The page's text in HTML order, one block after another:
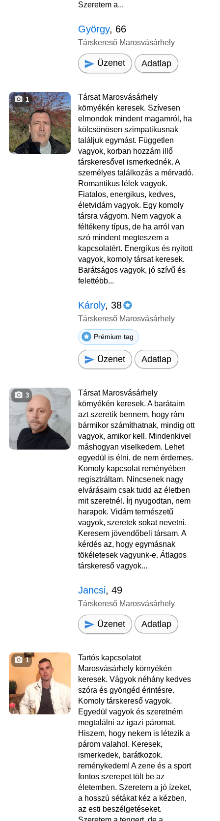
Szeretem a...
György, 66
Társkereső Marosvásárhely
Üzenet Adatlap
1
Társat Marosvásárhely
környékén keresek. Szívesen
elmondok mindent magamról, ha
kölcsönösen szimpatikusnak
találjuk egymást. Független
vagyok, korban hozzám illő
társkeresővel ismerkednék. A
személyes találkozás a mérvadó.
Romantikus lélek vagyok.
Fiatalos, energikus, kedves,
életvidám vagyok. Egy komoly
társra vágyom. Nem vagyok a
féltékeny típus, de ha arról van
szó mindent megteszem a
kapcsolatért. Energikus és nyitott
vagyok, komoly társat keresek.
Barátságos vagyok, jó szívű és
felettébb...
Károly, 38
Társkereső Marosvásárhely
Prémium tag
Üzenet Adatlap
3
Társat Marosvásárhely
környékén keresek. A barátaim
azt szeretik bennem, hogy rám
bármikor számíthatnak, mindig ott
vagyok, amikor kell. Mindenkivel
máshogyan viselkedem. Lehet
egyedül is élni, de nem érdemes.
Komoly kapcsolat reményében
regisztráltam. Nincsenek nagy
elvárásaim csak tudd az életben
mit szeretnél. Írj nyugodtan, nem
harapok. Vidám természetű
vagyok, szeretek sokat nevetni.
Keresem jövendőbeli társam. A
kérdés az, hogy egymásnak
tökéletesek vagyunk-e. Átlagos
társkereső vagyok...
Jancsi, 49
Társkereső Marosvásárhely
Üzenet Adatlap
1
Tartós kapcsolatot
Marosvásárhely környékén
keresek. Vágyok néhány kedves
szóra és gyöngéd érintésre.
Komoly társkereső vagyok.
Egyedül vagyok és szeretném
megtalálni az igazi páromat.
Hiszem, hogy nekem is létezik a
párom valahol. Keresek,
ismerkedek, barátkozok.
reménykedem! A zene és a sport
fontos szerepet tölt be az
életemben. Szeretem a jó ízeket,
a hosszú sétákat kéz a kézben,
az esti beszélgetéseket.